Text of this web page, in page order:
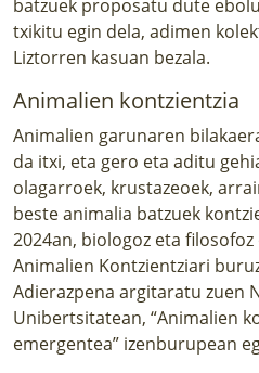
batzuek proposatu dute
txikitu egin dela, adimen
Liztorren kasuan bezala.
Animalien kontzientzia
Animalien garunaren
da itxi, eta gero eta aditu
olagarroek, krustazeoek,
beste animalia batzuek
2024an, biologoz eta
Animalien Kontzientziari
Adierazpena argitaratu zuen
Unibertsitatean, “Animalien
emergentea” izenburupean